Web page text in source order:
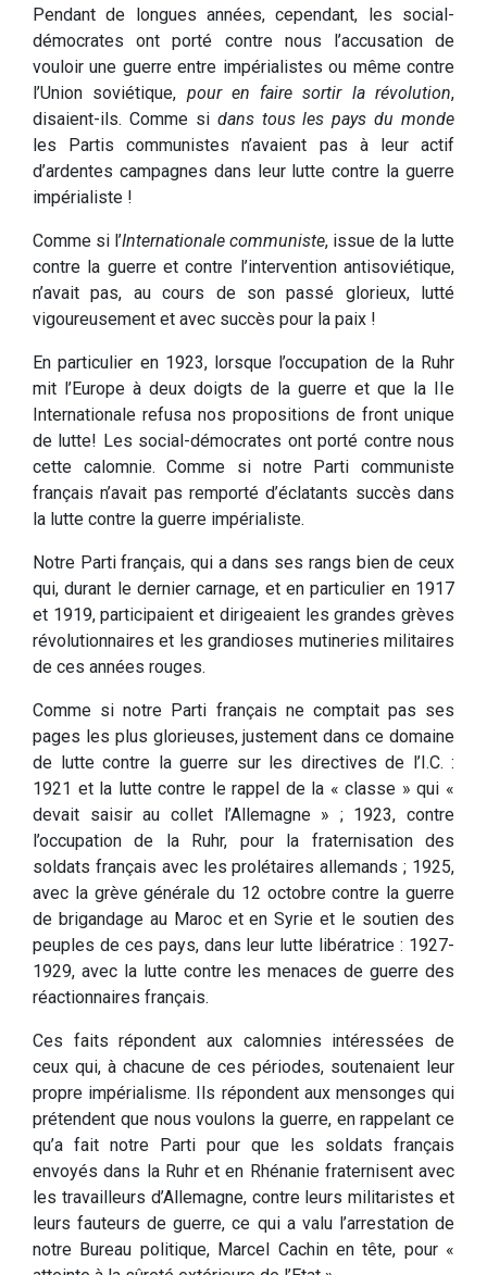
Pendant de longues années, cependant, les social-
démocrates ont porté contre nous l’accusation de
vouloir une guerre entre impérialistes ou même contre
l’Union soviétique, pour en faire sortir la révolution,
disaient-ils. Comme si dans tous les pays du monde
les Partis communistes n’avaient pas à leur actif
d’ardentes campagnes dans leur lutte contre la guerre
impérialiste !
Comme si l’Internationale communiste, issue de la lutte
contre la guerre et contre l’intervention antisoviétique,
n’avait pas, au cours de son passé glorieux, lutté
vigoureusement et avec succès pour la paix !
En particulier en 1923, lorsque l’occupation de la Ruhr
mit l’Europe à deux doigts de la guerre et que la IIe
Internationale refusa nos propositions de front unique
de lutte! Les social-démocrates ont porté contre nous
cette calomnie. Comme si notre Parti communiste
français n’avait pas remporté d’éclatants succès dans
la lutte contre la guerre impérialiste.
Notre Parti français, qui a dans ses rangs bien de ceux
qui, durant le dernier carnage, et en particulier en 1917
et 1919, participaient et dirigeaient les grandes grèves
révolutionnaires et les grandioses mutineries militaires
de ces années rouges.
Comme si notre Parti français ne comptait pas ses
pages les plus glorieuses, justement dans ce domaine
de lutte contre la guerre sur les directives de l’I.C. :
1921 et la lutte contre le rappel de la « classe » qui «
devait saisir au collet l’Allemagne » ; 1923, contre
l’occupation de la Ruhr, pour la fraternisation des
soldats français avec les prolétaires allemands ; 1925,
avec la grève générale du 12 octobre contre la guerre
de brigandage au Maroc et en Syrie et le soutien des
peuples de ces pays, dans leur lutte libératrice : 1927-
1929, avec la lutte contre les menaces de guerre des
réactionnaires français.
Ces faits répondent aux calomnies intéressées de
ceux qui, à chacune de ces périodes, soutenaient leur
propre impérialisme. Ils répondent aux mensonges qui
prétendent que nous voulons la guerre, en rappelant ce
qu’a fait notre Parti pour que les soldats français
envoyés dans la Ruhr et en Rhénanie fraternisent avec
les travailleurs d’Allemagne, contre leurs militaristes et
leurs fauteurs de guerre, ce qui a valu l’arrestation de
notre Bureau politique, Marcel Cachin en tête, pour «